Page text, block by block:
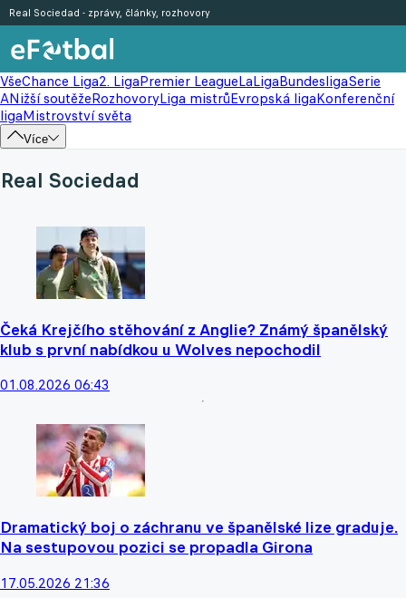
VšeChance Liga2. LigaPremier LeagueLaLigaBundesligaSerie
ANižší soutěžeRozhovoryLiga mistrůEvropská ligaKonferenční
ligaMistrovství světa
Více
Real Sociedad - zprávy, články, rozhovory
Real Sociedad
Čeká Krejčího stěhování z Anglie? Známý španělský
klub s první nabídkou u Wolves nepochodil
01.08.2026 06:43
Dramatický boj o záchranu ve španělské lize graduje.
Na sestupovou pozici se propadla Girona
17.05.2026 21:36